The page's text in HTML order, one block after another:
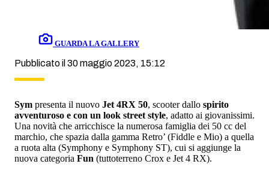
GUARDA LA GALLERY
Pubblicato il 30 maggio 2023, 15:12
Sym presenta il nuovo Jet 4RX 50, scooter dallo spirito
avventuroso e con un look street style, adatto ai giovanissimi.
Una novità che arricchisce la numerosa famiglia dei 50 cc del
marchio, che spazia dalla gamma Retro’ (Fiddle e Mio) a quella
a ruota alta (Symphony e Symphony ST), cui si aggiunge la
nuova categoria Fun (tuttoterreno Crox e Jet 4 RX).